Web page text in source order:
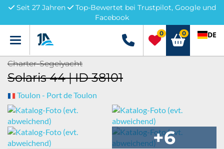
Seit 27 Jahren
Top-Bewertet bei Trustpilot, Google und
Facebook
Menü +49 5741 3222690
0 0 DE
Charter-Segelyacht
Solaris 44 | ID 38101
Toulon - Port de Toulon
+6